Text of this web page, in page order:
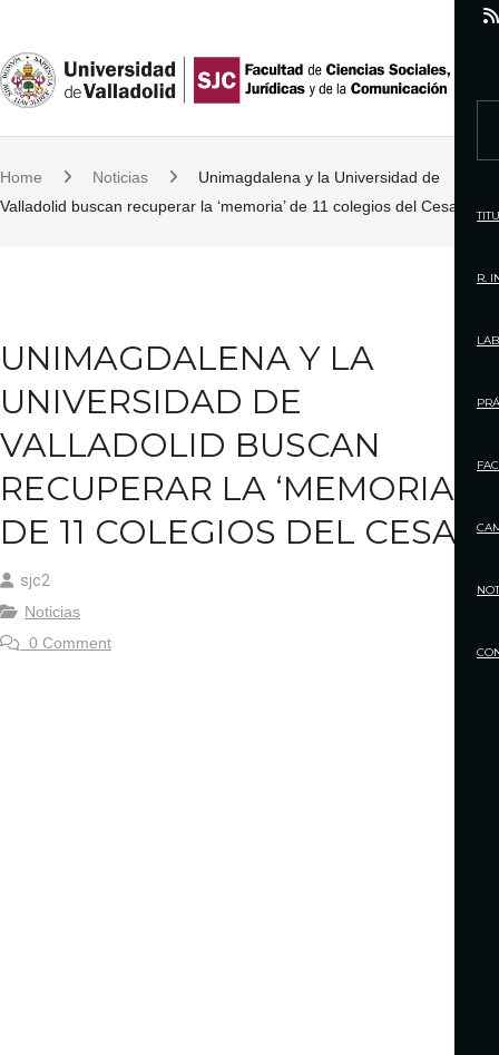
i
t
o
c
n
t
Home Noticias
Unimagdalena y la Universidad de
Valladolid buscan recuperar la ‘memoria’ de 11 colegios del Cesar
UNIMAGDALENA Y LA
UNIVERSIDAD DE
VALLADOLID BUSCAN
RECUPERAR LA ‘MEMORIA’
DE 11 COLEGIOS DEL CESAR
sjc2
Noticias
0 Comment
r
h
o
:
R.